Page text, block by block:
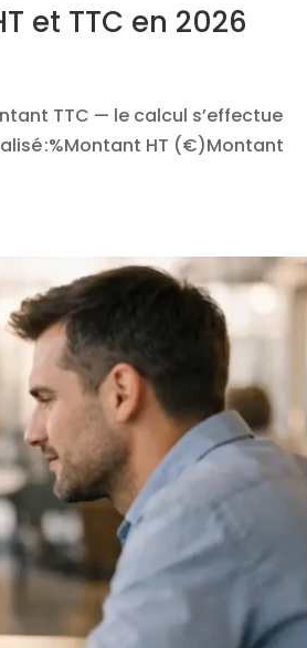
et TTC en 2026
TTC — le calcul s’effectue
:%Montant HT (€)Montant